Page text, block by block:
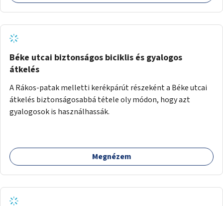
Béke utcai biztonságos biciklis és gyalogos
átkelés
A Rákos-patak melletti kerékpárút részeként a Béke utcai
átkelés biztonságosabbá tétele oly módon, hogy azt
gyalogosok is használhassák.
Megnézem